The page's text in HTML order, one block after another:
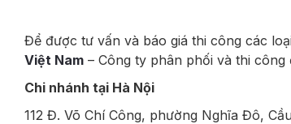
Để được tư vấn và báo giá thi công các
Việt Nam– Công ty phân phối và thi công
Chi nhánh tại Hà Nội
112 Đ. Võ Chí Công, phường Nghĩa Đô,